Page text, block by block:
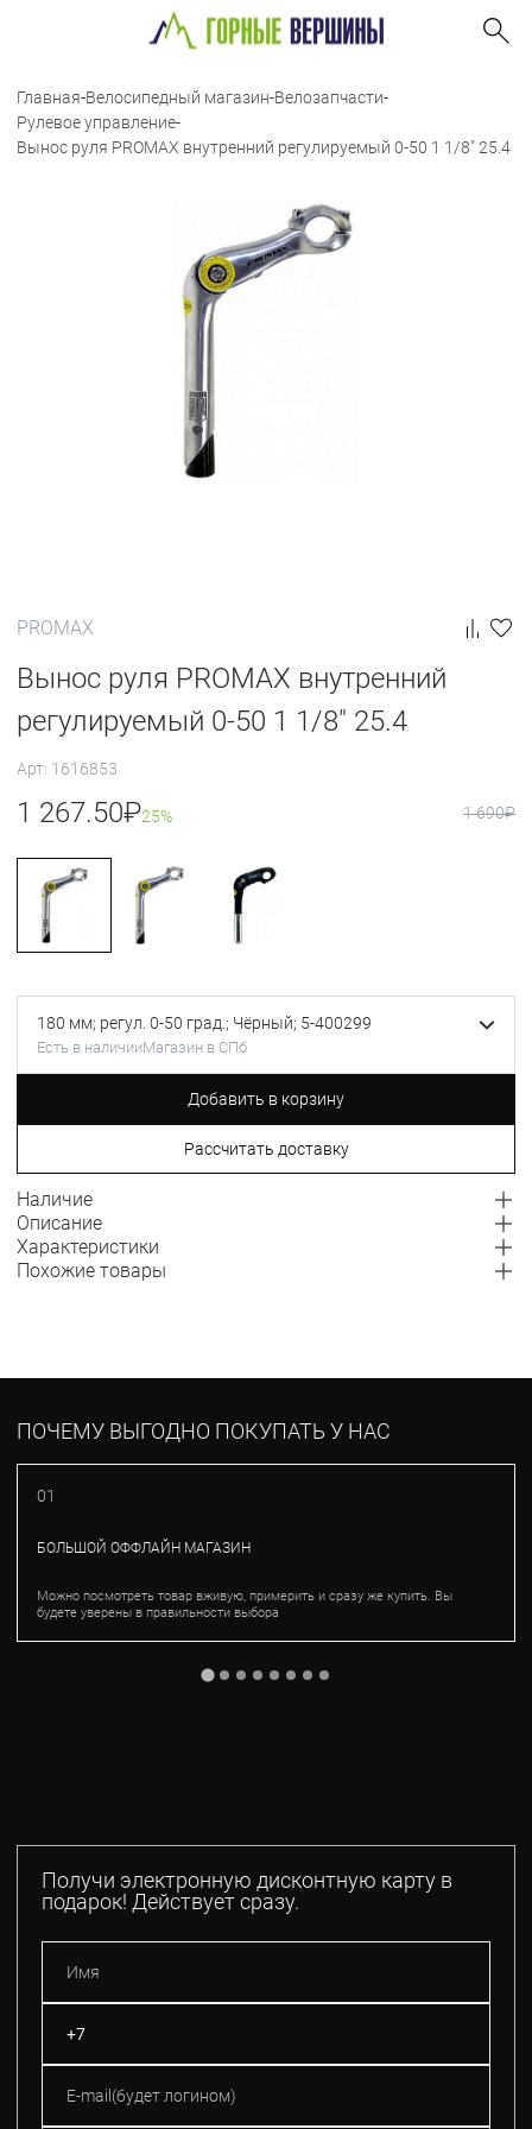
Главная-Велосипедный магазин-Велозапчасти-
Рулевое управление-
Вынос руля PROMAX внутренний регулируемый 0-50 1 1/8" 25.4
PROMAX
Вынос руля PROMAX внутренний
регулируемый 0-50 1 1/8" 25.4
Арт: 1616853
1 267.50₽25% 1 690₽
180 мм; регул. 0-50 град.; Чёрный; 5-400299
Есть в наличииМагазин в СПб
Добавить в корзину
Рассчитать доставку
Наличие
Описание
Характеристики
Похожие товары
ПОЧЕМУ ВЫГОДНО ПОКУПАТЬ У НАС
01
БОЛЬШОЙ ОФФЛАЙН МАГАЗИН
Можно посмотреть товар вживую, примерить и сразу же купить. Вы
будете уверены в правильности выбора
Получи электронную дисконтную карту в
подарок! Действует сразу.